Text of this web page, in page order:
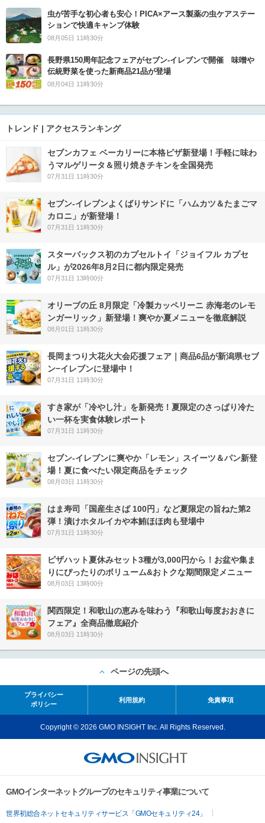
虫が苦手な初心者も安心！PICA×アース製薬の虫ケアステー
ションで快適キャンプ体験
08月05日 11時30分
長野県150周年記念フェアがセブン-イレブンで開催 味噌や
伝統野菜を使った新商品21品が登場
08月04日 11時30分
トレンド | アクセスランキング
セブンカフェ ベーカリーに本格ピザ新登場！手軽に味わ
うマルゲリータ＆照り焼きチキンを全国発売
07月31日 11時30分
セブン‐イレブンよくばりサンドに「ハムカツ＆たまごマ
カロニ」が新登場！
07月31日 11時30分
スターバックス初のカプセルトイ「ジョイフル カプセ
ル」が2026年8月2日に都内限定発売
07月31日 13時00分
オリーブの丘 8月限定「冷製カッペリーニ 赤海老のレモ
ンガーリック」新登場！爽やか夏メニューを徹底解説
08月01日 11時30分
長岡まつり大花火大会応援フェア｜商品6品が新潟県セブ
ン−イレブンに登場中！
07月31日 11時30分
すき家が「冷やし汁」を新発売！夏限定のさっぱり冷た
い一杯を実食体験レポート
07月31日 11時30分
セブン‐イレブンに爽やか「レモン」スイーツ＆パン新登
場！夏に食べたい限定商品をチェック
08月03日 11時30分
はま寿司「国産生さば 100円」など夏限定の旨ねた第2
弾！漬けホタルイカや本鮪ほほ肉も登場中
07月31日 11時30分
ピザハット夏休みセット3種が3,000円から！お盆や集ま
りにぴったりのボリューム&おトクな期間限定メニュー
08月03日 13時00分
関西限定！和歌山の恵みを味わう『和歌山毎度おおきに
フェア』全商品徹底紹介
08月03日 11時30分
ページの先頭へ
プライバシー
ポリシー
利用規約 免責事項
Copyright © 2026 GMO INSIGHT Inc. All Rights Reserved.
GMOインターネットグループのセキュリティ事業について
世界初総合ネットセキュリティサービス「GMOセキュリティ24」